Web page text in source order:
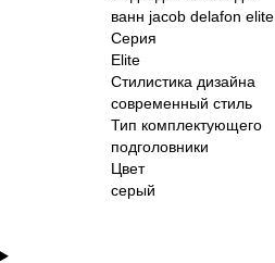
ванн jacob delafon elite
Серия
Elite
Стилистика дизайна
современный стиль
Тип комплектующего
подголовники
Цвет
серый